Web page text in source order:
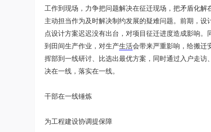
工作到现场，力争把问题解决在征迁现场，把矛盾化
主动担当作为及时解决制约发展的疑难问题。前期，
点设计方案迟迟没有出台，对项目征迁进度造成影响
到田间生产作业，对生产生活会带来严重影响，给搬迁
挥部到一线研讨、比选出最优方案，同时通过入户走
决在一线，落实在一线。
干部在一线锤炼
为工程建设协调提保障